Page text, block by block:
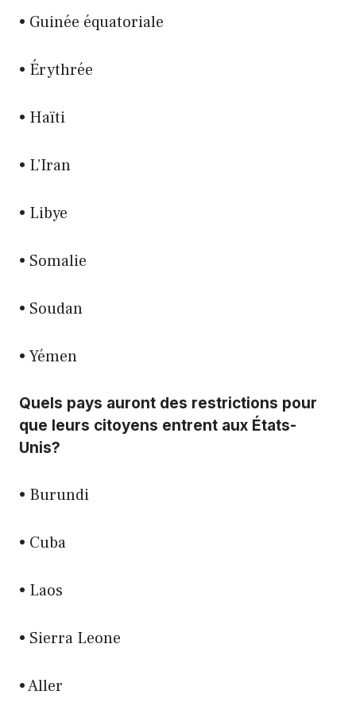
• Guinée équatoriale
• Érythrée
• Haïti
• L’Iran
• Libye
• Somalie
• Soudan
• Yémen
Quels pays auront des restrictions pour
que leurs citoyens entrent aux États-
Unis?
• Burundi
• Cuba
• Laos
• Sierra Leone
• Aller